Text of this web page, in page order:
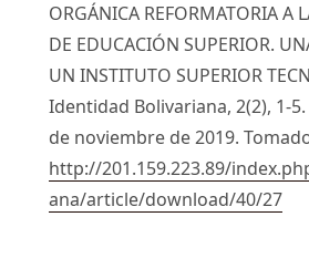
ORGÁNICA REFORMATORIA A
DE EDUCACIÓN SUPERIOR.
UN INSTITUTO SUPERIOR
Identidad Bolivariana, 2(2), 1-
de noviembre de 2019.
http://201.159.223.89/
ana/article/download/40/27